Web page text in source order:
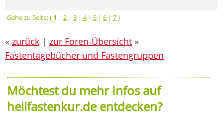
Gehe zu Seite: ( 1 | 2 | 3 | 4| 5 | 6 | 7)
« zurück | zur Foren-Übersicht »
Fastentagebücher und Fastengruppen
Möchtest du mehr Infos auf
heilfastenkur.de entdecken?